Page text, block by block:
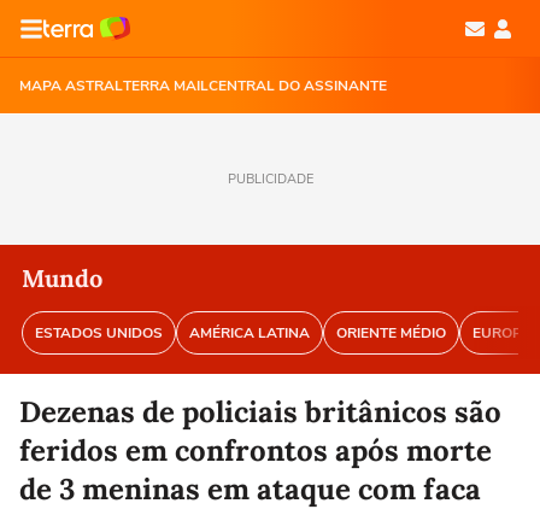
MAPA ASTRALTERRA MAILCENTRAL DO ASSINANTE
PUBLICIDADE
Mundo
ESTADOS UNIDOS AMÉRICA LATINA ORIENTE MÉDIO EUROPA
Dezenas de policiais britânicos são
feridos em confrontos após morte
de 3 meninas em ataque com faca